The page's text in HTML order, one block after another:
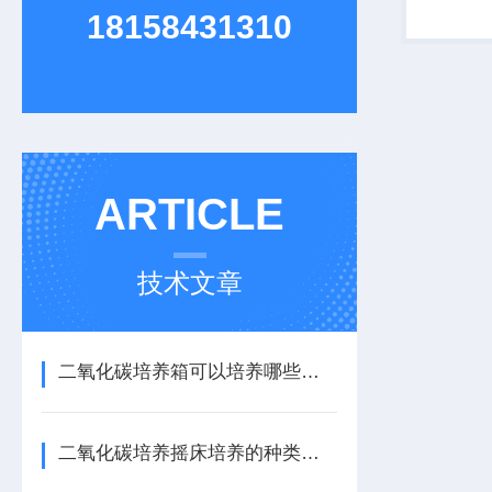
18158431310
ARTICLE
技术文章
二氧化碳培养箱可以培养哪些细菌
二氧化碳培养摇床培养的种类有哪些类型
真空条